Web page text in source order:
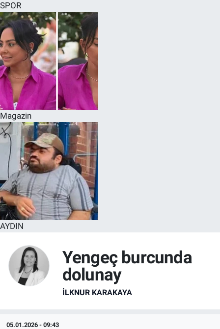
SPOR
Magazin
AYDIN
Yengeç burcunda
dolunay
İLKNUR KARAKAYA
05.01.2026 - 09:43